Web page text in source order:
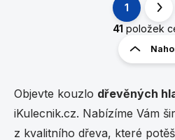
O
v
á
d
c
p
r
S
t
r
á
k
o
v
1
41 položek
Objevte kouzlo dřevěných
iKulecnik.cz. Nabízíme Vám
z kvalitního dřeva, které